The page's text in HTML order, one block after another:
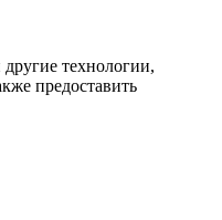
технологии,
предоставить